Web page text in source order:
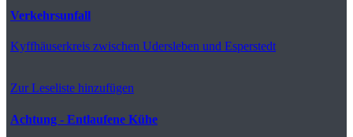
Verkehrsunfall
Kyffhäuserkreis zwischen Udersleben und Esperstedt
Zur Leseliste hinzufügen
Achtung - Entlaufene Kühe